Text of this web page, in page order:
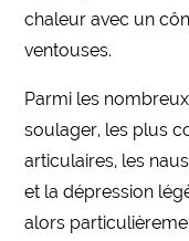
chaleur avec un
ventouses.
Parmi les
soulager, les plus
articulaires, les
et la dépression
alors